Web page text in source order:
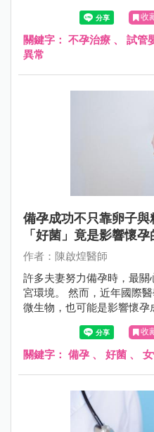
35歲以上高齡產婦。在少
提高出生率盡力，都算是
媽咪，高齡產婦的孕產之
身心承受更大的壓力。
收
關鍵字： 不孕治療 、 試管
異常
備孕成功不只靠卵子
「好菌」竟是影響懷
作者：陳啟煌醫師
許多夫妻努力備孕時，最
宮環境。 然而，近年國際
微生物，也可能是影響懷孕
收
關鍵字： 備孕 、 好菌 、